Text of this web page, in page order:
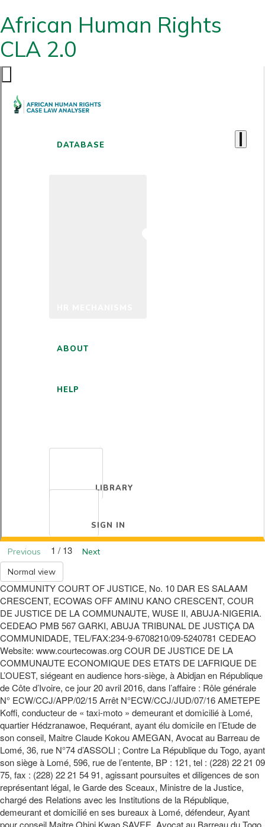
African Human Rights
CLA 2.0
DATABASE
ABOUT
HELP
LIBRARY
SIGN IN
Previous 1 / 13
Next
Normal view
COMMUNITY COURT OF JUSTICE, No. 10 DAR ES SALAAM
CRESCENT, ECOWAS OFF AMINU KANO CRESCENT, COUR
DE JUSTICE DE LA COMMUNAUTE, WUSE II, ABUJA-NIGERIA.
CEDEAO PMB 567 GARKI, ABUJA TRIBUNAL DE JUSTIÇA DA
COMMUNIDADE, TEL/FAX:234-9-6708210/09-5240781 CEDEAO
Website: www.courtecowas.org COUR DE JUSTICE DE LA
COMMUNAUTE ECONOMIQUE DES ETATS DE L’AFRIQUE DE
L’OUEST, siégeant en audience hors-siège, à Abidjan en République
de Côte d’Ivoire, ce jour 20 avril 2016, dans l’affaire : Rôle générale
N° ECW/CCJ/APP/02/15 Arrêt N°ECW/CCJ/JUD/07/16 AMETEPE
Koffi, conducteur de « taxi-moto » demeurant et domicilié à Lomé,
quartier Hédzranawoe, Requérant, ayant élu domicile en l’Etude de
son conseil, Maitre Claude Kokou AMEGAN, Avocat au Barreau de
Lomé, 36, rue N°74 d’ASSOLI ; Contre La République du Togo, ayant
son siège à Lomé, 596, rue de l’entente, BP : 121, tel : (228) 22 21 09
75, fax : (228) 22 21 54 91, agissant poursuites et diligences de son
représentant légal, le Garde des Sceaux, Ministre de la Justice,
chargé des Relations avec les Institutions de la République,
demeurant et domicilié en ses bureaux à Lomé, défendeur, Ayant
pour conseil Maitre Ohini Kwao SAVEE, Avocat au Barreau du Togo,